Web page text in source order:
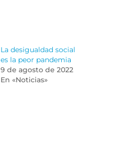
La desigualdad social
es la peor pandemia
9 de agosto de 2022
En «Noticias»